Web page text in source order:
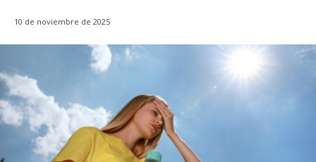
10 de noviembre de 2025